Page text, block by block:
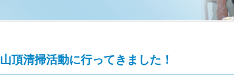
頂清掃活動に行ってきました！